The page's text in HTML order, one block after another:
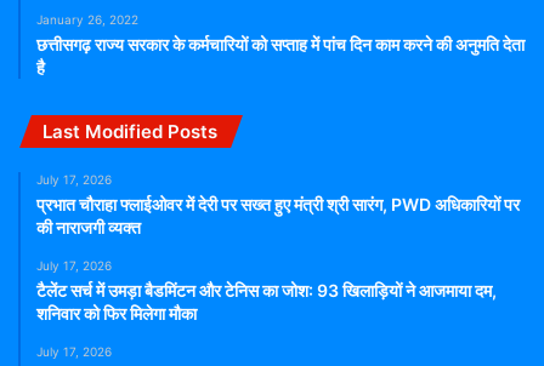
January 26, 2022
छत्तीसगढ़ राज्य सरकार के कर्मचारियों को सप्ताह में पांच दिन काम करने की अनुमति देता
है
Last Modified Posts
July 17, 2026
प्रभात चौराहा फ्लाईओवर में देरी पर सख्त हुए मंत्री श्री सारंग, PWD अधिकारियों पर
की नाराजगी व्यक्त
July 17, 2026
टैलेंट सर्च में उमड़ा बैडमिंटन और टेनिस का जोश: 93 खिलाड़ियों ने आजमाया दम,
शनिवार को फिर मिलेगा मौका
July 17, 2026